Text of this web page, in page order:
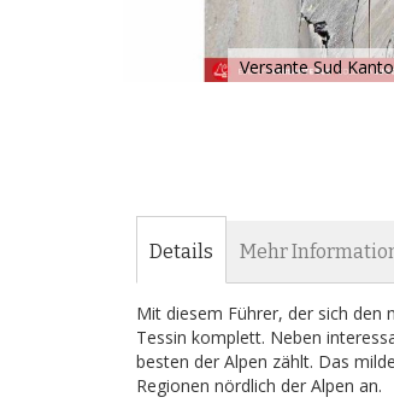
Versante Sud
Details
Mit diesem Führer, der sich
Tessin komplett. Neben
besten der Alpen zählt. Das
Regionen nördlich der Alpen an.
Mehr